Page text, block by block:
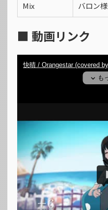
Mix バロン様
■ 動画リンク